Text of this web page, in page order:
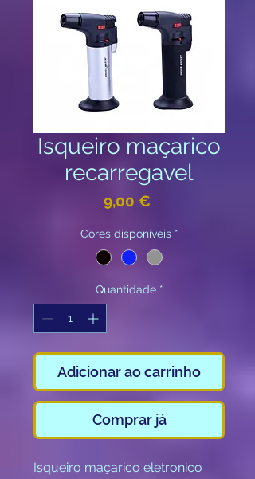
Isqueiro maçarico
recarregavel
9,00 €
Cores disponiveis *
Quantidade *
Adicionar ao carrinho
Comprar já
Isqueiro maçarico eletronico